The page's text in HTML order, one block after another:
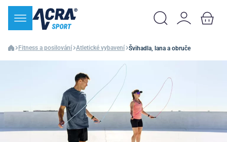
Fitness a posilování Atletické vybavení Švihadla, lana a obruče